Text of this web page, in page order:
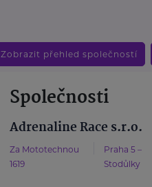
Zobrazit přehled společností
Společnosti
Adrenaline Race s.r.o.
Za Mototechnou
1619
Praha 5 –
Stodůlky